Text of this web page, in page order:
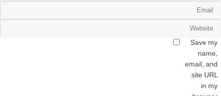
Save my
name,
email, and
site URL
in my